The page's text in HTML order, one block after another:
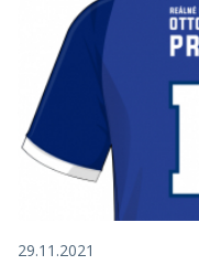
29.11.2021